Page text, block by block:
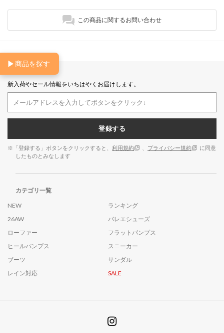
▶商品を探す
この商品に関するお問い合わせ
新入荷やセール情報をいちはやくお届けします。
登録する
※「登録する」ボタンをクリックすると、 利用規約 プライバシー規約
に同意
したものとみなします
カテゴリ一覧
NEW
ランキング
26AW
バレエシューズ
ローファー
フラットパンプス
ヒールパンプス
スニーカー
ブーツ
サンダル
レイン対応
SALE